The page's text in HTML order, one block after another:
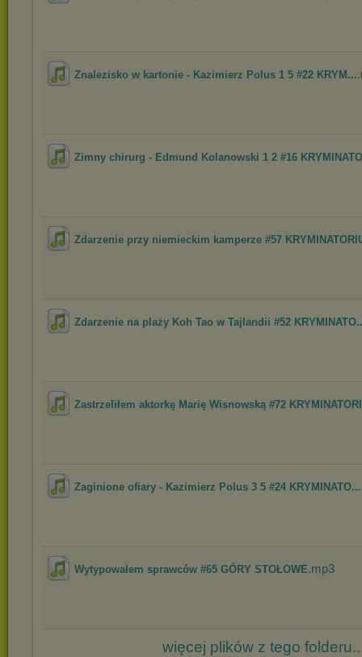
Znalezisko w kartonie - Kazimierz Polus 1 5 #22 KRYM...
Zimny chirurg - Edmund Kolanowski 1 2 #16
Zdarzenie przy niemieckim kamperze #57
Zdarzenie na plaży Koh Tao w Tajlandii #52
Zastrzeliłem aktorkę Marię Wisnowską #72
Zaginione ofiary - Kazimierz Polus 3 5 #24 KRYMINATO...
Wytypowałem sprawców #65 GÓRY STOŁOWE.mp3
więcej plików z tego